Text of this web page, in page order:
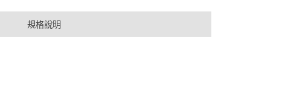
規格說明